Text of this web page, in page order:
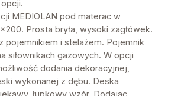
MEDIOLAN pod materac w
Prosta bryła, wysoki zagłówek.
pojemnikiem i stelażem. Pojemnik
siłownikach gazowych. W opcji
dodania dekoracyjnej,
wykonanej z dębu. Deska
łupkowy wzór. Dodając